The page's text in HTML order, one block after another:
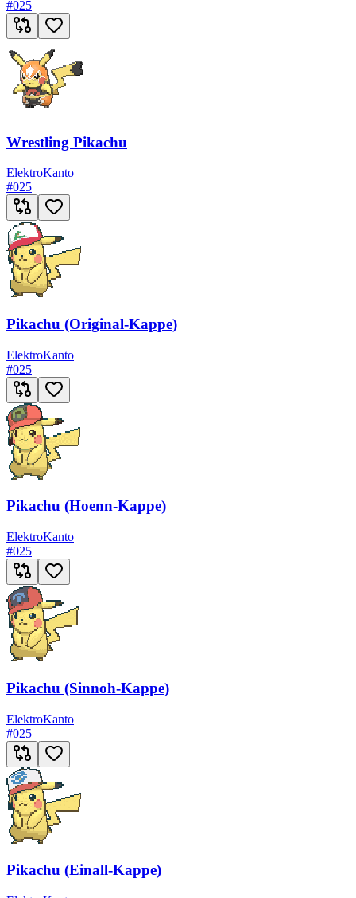
#025
Wrestling Pikachu
ElektroKanto
#025
Pikachu (Original-Kappe)
ElektroKanto
#025
Pikachu (Hoenn-Kappe)
ElektroKanto
#025
Pikachu (Sinnoh-Kappe)
ElektroKanto
#025
Pikachu (Einall-Kappe)